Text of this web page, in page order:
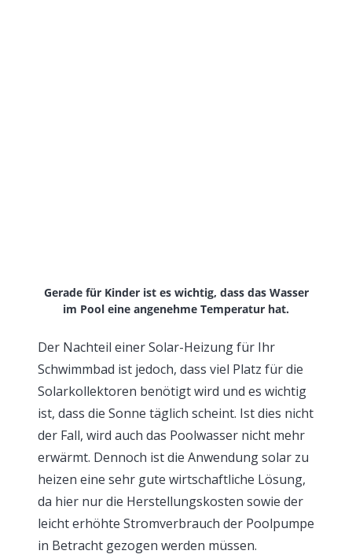
Gerade für Kinder ist es wichtig, dass das Wasser
im Pool eine angenehme Temperatur hat.
Der Nachteil einer Solar-Heizung für Ihr
Schwimmbad ist jedoch, dass viel Platz für die
Solarkollektoren benötigt wird und es wichtig
ist, dass die Sonne täglich scheint. Ist dies nicht
der Fall, wird auch das Poolwasser nicht mehr
erwärmt. Dennoch ist die Anwendung solar zu
heizen eine sehr gute wirtschaftliche Lösung,
da hier nur die Herstellungskosten sowie der
leicht erhöhte Stromverbrauch der Poolpumpe
in Betracht gezogen werden müssen.